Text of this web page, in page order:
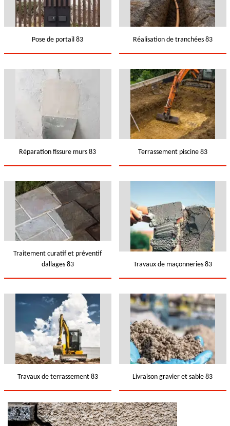
Pose de portail 83 Réalisation de tranchées 83
Réparation fissure murs 83 Terrassement piscine 83
Traitement curatif et préventif
dallages 83
Travaux de maçonneries 83
Travaux de terrassement 83 Livraison gravier et sable 83